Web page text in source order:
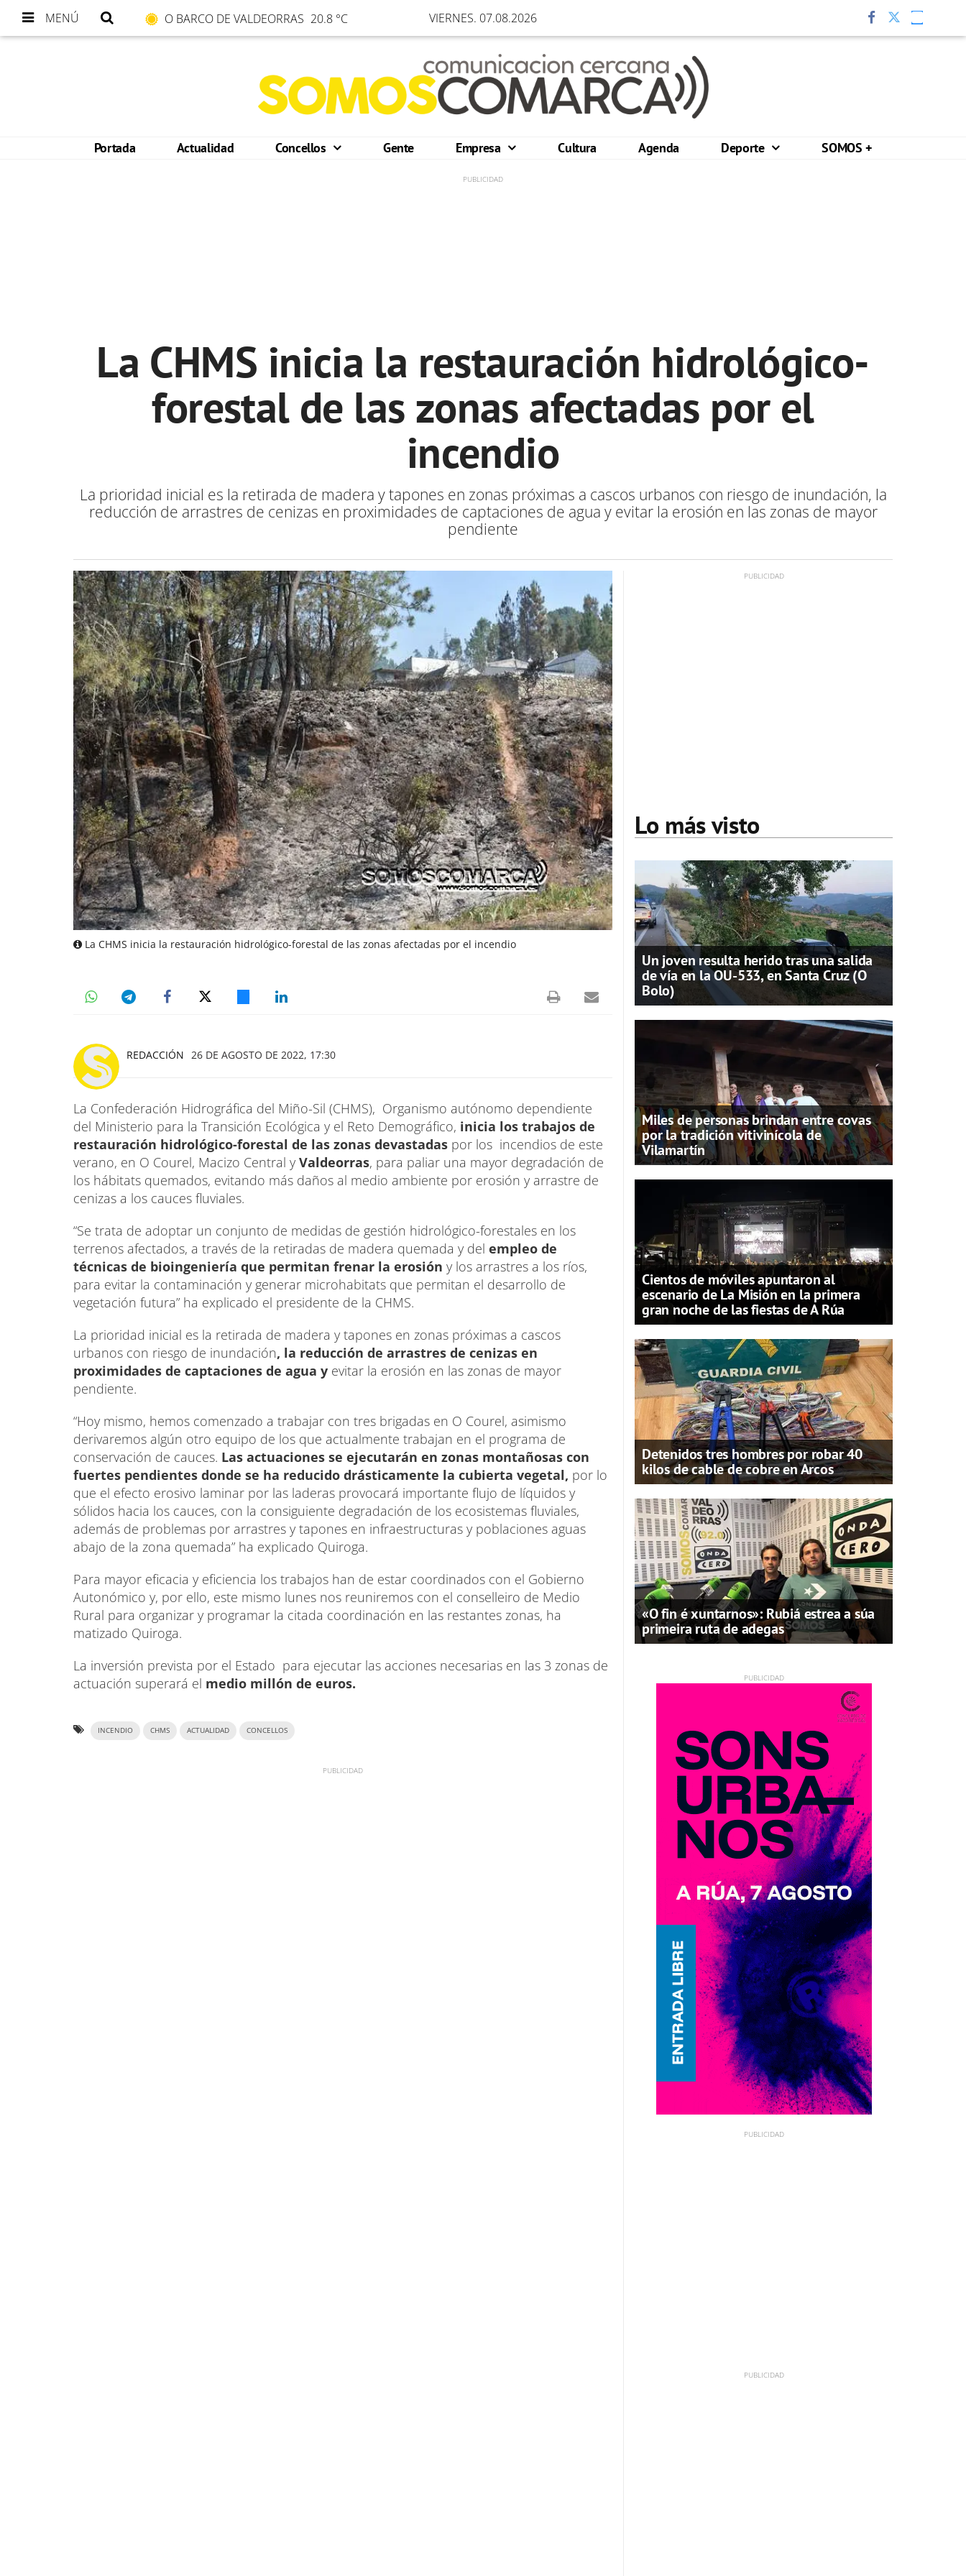
MENÚ O BARCO DE VALDEORRAS 20.8 °C VIERNES. 07.08.2026
Portada Actualidad Concellos Gente Empresa Cultura Agenda Deporte SOMOS +
La CHMS inicia la restauración hidrológico-
forestal de las zonas afectadas por el
incendio
La prioridad inicial es la retirada de madera y tapones en zonas próximas a cascos urbanos con riesgo de inundación, la
reducción de arrastres de cenizas en proximidades de captaciones de agua y evitar la erosión en las zonas de mayor
pendiente
La CHMS inicia la restauración hidrológico-forestal de las zonas afectadas por el incendio
REDACCIÓN 26 DE AGOSTO DE 2022, 17:30
La Confederación Hidrográfica del Miño-Sil (CHMS), Organismo autónomo dependiente
del Ministerio para la Transición Ecológica y el Reto Demográfico, inicia los trabajos de
restauración hidrológico-forestal de las zonas devastadas por los incendios de este
verano, en O Courel, Macizo Central y Valdeorras, para paliar una mayor degradación de
los hábitats quemados, evitando más daños al medio ambiente por erosión y arrastre de
cenizas a los cauces fluviales.
“Se trata de adoptar un conjunto de medidas de gestión hidrológico-forestales en los
terrenos afectados, a través de la retiradas de madera quemada y del empleo de
técnicas de bioingeniería que permitan frenar la erosión y los arrastres a los ríos,
para evitar la contaminación y generar microhabitats que permitan el desarrollo de
vegetación futura” ha explicado el presidente de la CHMS.
La prioridad inicial es la retirada de madera y tapones en zonas próximas a cascos
urbanos con riesgo de inundación, la reducción de arrastres de cenizas en
proximidades de captaciones de agua y evitar la erosión en las zonas de mayor
pendiente.
“Hoy mismo, hemos comenzado a trabajar con tres brigadas en O Courel, asimismo
derivaremos algún otro equipo de los que actualmente trabajan en el programa de
conservación de cauces. Las actuaciones se ejecutarán en zonas montañosas con
fuertes pendientes donde se ha reducido drásticamente la cubierta vegetal, por lo
que el efecto erosivo laminar por las laderas provocará importante flujo de líquidos y
sólidos hacia los cauces, con la consiguiente degradación de los ecosistemas fluviales,
además de problemas por arrastres y tapones en infraestructuras y poblaciones aguas
abajo de la zona quemada” ha explicado Quiroga.
Para mayor eficacia y eficiencia los trabajos han de estar coordinados con el Gobierno
Autonómico y, por ello, este mismo lunes nos reuniremos con el conselleiro de Medio
Rural para organizar y programar la citada coordinación en las restantes zonas, ha
matizado Quiroga.
La inversión prevista por el Estado para ejecutar las acciones necesarias en las 3 zonas de
actuación superará el medio millón de euros.
INCENDIO CHMS ACTUALIDAD CONCELLOS
Lo más visto
Un joven resulta herido tras una salida
de vía en la OU-533, en Santa Cruz (O
Bolo)
Miles de personas brindan entre covas
por la tradición vitivinícola de
Vilamartín
Cientos de móviles apuntaron al
escenario de La Misión en la primera
gran noche de las fiestas de A Rúa
Detenidos tres hombres por robar 40
kilos de cable de cobre en Arcos
«O fin é xuntarnos»: Rubiá estrea a súa
primeira ruta de adegas